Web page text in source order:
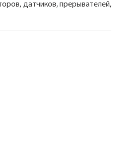
датчиков, прерывателей,